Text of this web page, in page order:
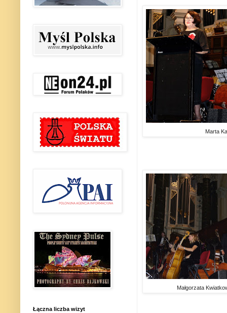
Marta
Małgorzata
Łączna liczba wizyt